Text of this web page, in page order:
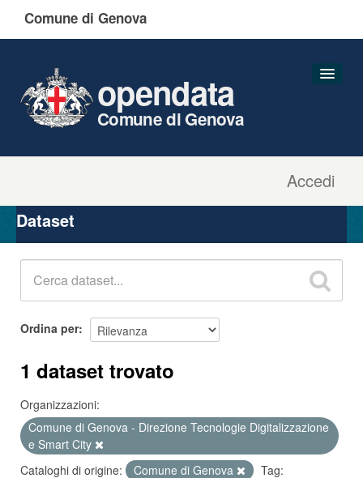
Comune di Genova
Accedi
opendata
Comune di Genova
Organizzazioni
Gruppi
Dataset
Ordina per
1 dataset trovato
Organizzazioni:
Comune di Genova - Direzione Tecnologie Digitalizzazione
e Smart City
Cataloghi di origine:
Comune di Genova
Tag: